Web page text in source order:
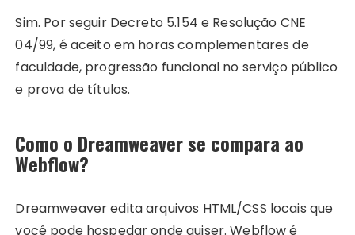
Sim. Por seguir Decreto 5.154 e Resolução CNE
04/99, é aceito em horas complementares de
faculdade, progressão funcional no serviço público
e prova de títulos.
Como o Dreamweaver se compara ao
Webflow?
Dreamweaver edita arquivos HTML/CSS locais que
você pode hospedar onde quiser. Webflow é